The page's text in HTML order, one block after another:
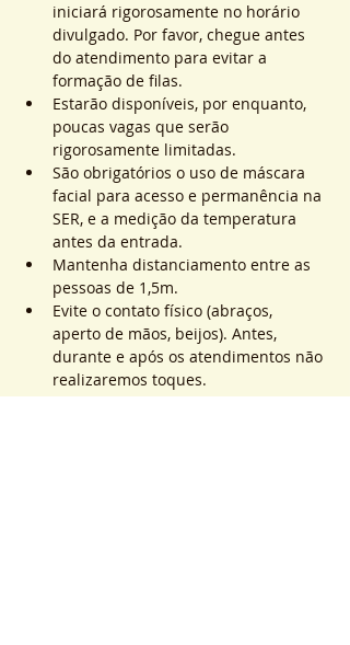
iniciará rigorosamente no horário
divulgado. Por favor, chegue antes
do atendimento para evitar a
formação de filas.
Estarão disponíveis, por enquanto,
poucas vagas que serão
rigorosamente limitadas.
São obrigatórios o uso de máscara
facial para acesso e permanência na
SER, e a medição da temperatura
antes da entrada.
Mantenha distanciamento entre as
pessoas de 1,5m.
Evite o contato físico (abraços,
aperto de mãos, beijos). Antes,
durante e após os atendimentos não
realizaremos toques.